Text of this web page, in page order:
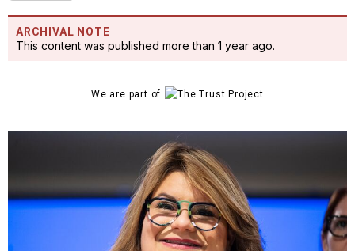
ARCHIVAL NOTE
This content was published more than 1 year ago.
We are part of